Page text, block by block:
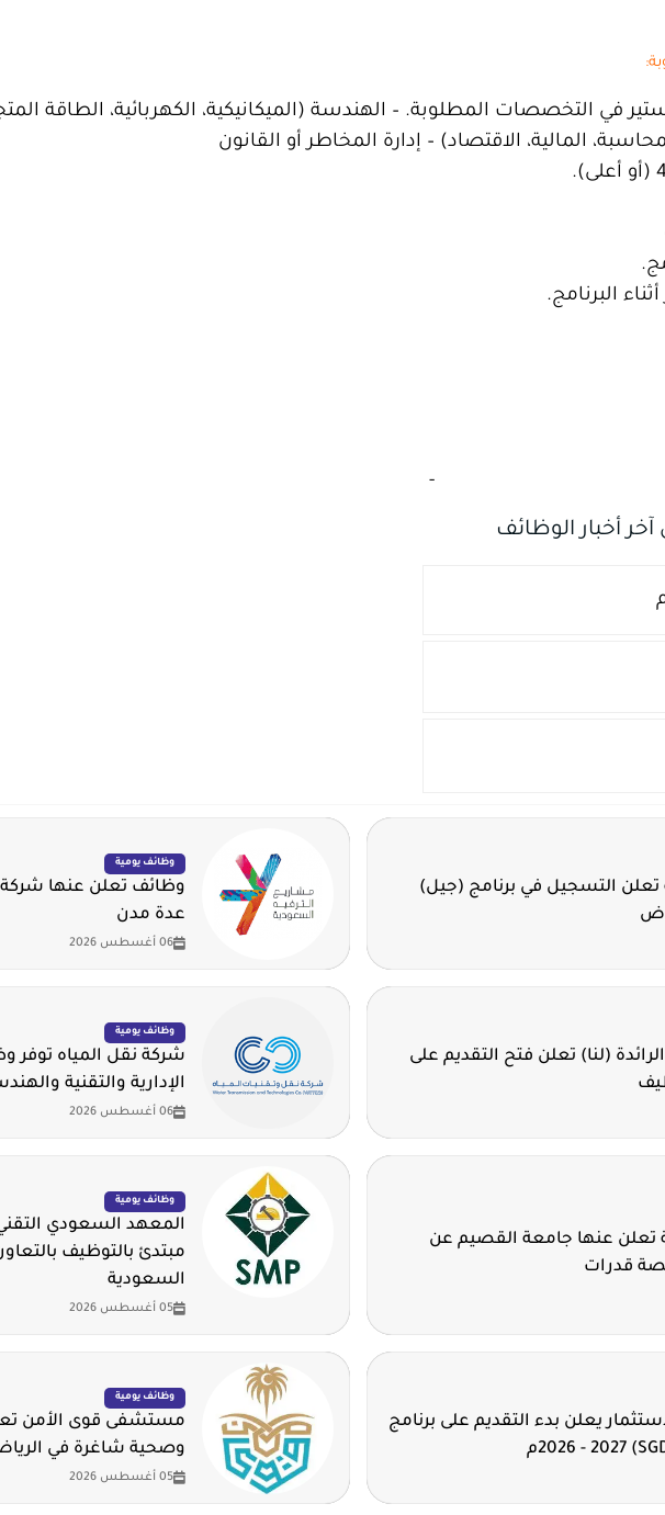
في التخصصات المطلوبة. – الهندسة (الميكانيكية، الكهربائية، الطاقة
المالية، الاقتصاد) – إدارة المخاطر أو القانون
البرنامج.
-‏
أخبار الوظائف
تعلن التسجيل في برنامج (جيل)
وظائف يومية
وظائف تعلن عنها شركة
عدة مدن
06 أغسطس 2026
(لنا) تعلن فتح التقديم على
وظائف يومية
شركة نقل المياه
الإدارية والتقنية
06 أغسطس 2026
تعلن عنها جامعة القصيم عن
قدرات
وظائف يومية
المعهد السعودي
مبتدئ بالتوظيف
السعودية
05 أغسطس 2026
يعلن بدء التقديم على برنامج
وظائف يومية
مستشفى قوى الأمن
وصحية شاغرة في
05 أغسطس 2026